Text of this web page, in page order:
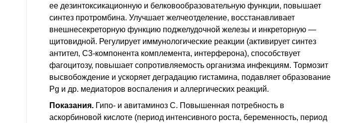
ее дезинтоксикационную и белковообразовательную функции, повышает
синтез протромбина. Улучшает желчеотделение, восстанавливает
внешнесекреторную функцию поджелудочной железы и инкреторную —
щитовидной. Регулирует иммунологические реакции (активирует синтез
антител, С3-компонента комплемента, интерферона), способствует
фагоцитозу, повышает сопротивляемость организма инфекциям. Тормозит
высвобождение и ускоряет деградацию гистамина, подавляет образование
Pg и др. медиаторов воспаления и аллергических реакций.
Показания. Гипо- и авитаминоз C. Повышенная потребность в
аскорбиновой кислоте (период интенсивного роста, беременность, период